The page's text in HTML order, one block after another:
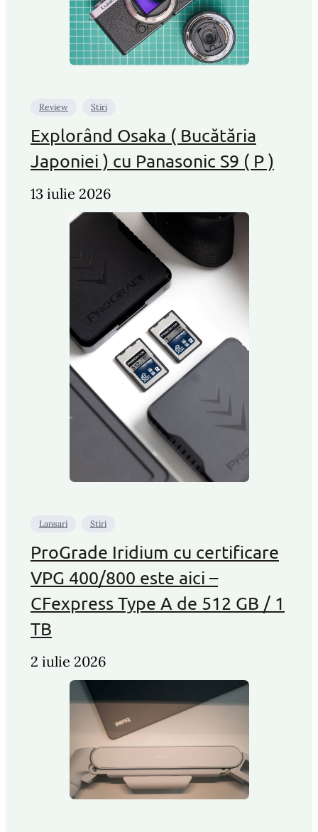
Review Stiri
Explorând Osaka ( Bucătăria
Japoniei ) cu Panasonic S9 ( P )
13 iulie 2026
Lansari Stiri
ProGrade Iridium cu certificare
VPG 400/800 este aici –
CFexpress Type A de 512 GB / 1
TB
2 iulie 2026